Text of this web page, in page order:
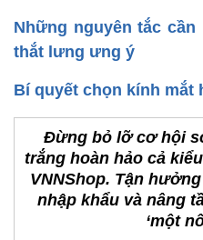
Những nguyên tắc
thắt lưng ưng ý
Bí quyết chọn kính mắt
Đừng bỏ lỡ cơ hội
trắng hoàn hảo cả
VNNShop. Tận
nhập khẩu và nâng
‘một